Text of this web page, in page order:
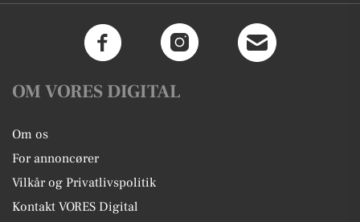
OM VORES DIGITAL
Om os
For annoncører
Vilkår og Privatlivspolitik
Kontakt VORES Digital